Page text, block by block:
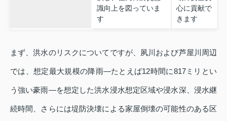
識向上を図っていま
す
心に貢献で
きます
まず、洪水のリスクについてですが、夙川および芦屋川周辺
では、想定最大規模の降雨—たとえば12時間に817ミリとい
う強い豪雨—を想定した洪水浸水想定区域や浸水深、浸水継
続時間、さらには堤防決壊による家屋倒壊の可能性のある区